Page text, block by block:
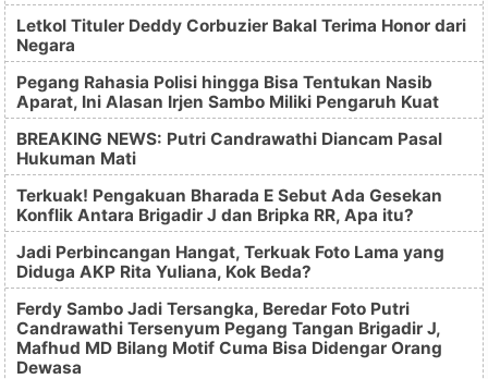
Letkol Tituler Deddy Corbuzier Bakal Terima Honor dari
Negara
Pegang Rahasia Polisi hingga Bisa Tentukan Nasib
Aparat, Ini Alasan Irjen Sambo Miliki Pengaruh Kuat
BREAKING NEWS: Putri Candrawathi Diancam Pasal
Hukuman Mati
Terkuak! Pengakuan Bharada E Sebut Ada Gesekan
Konflik Antara Brigadir J dan Bripka RR, Apa itu?
Jadi Perbincangan Hangat, Terkuak Foto Lama yang
Diduga AKP Rita Yuliana, Kok Beda?
Ferdy Sambo Jadi Tersangka, Beredar Foto Putri
Candrawathi Tersenyum Pegang Tangan Brigadir J,
Mafhud MD Bilang Motif Cuma Bisa Didengar Orang
Dewasa